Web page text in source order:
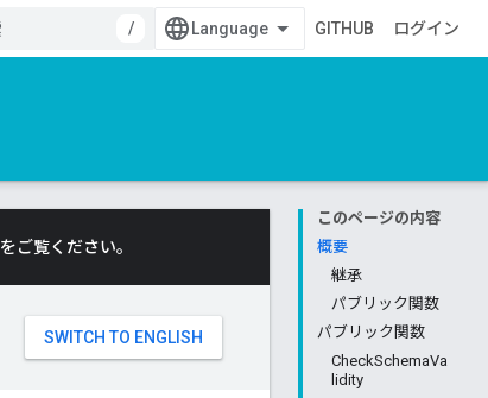
/
GITHUB ログイン
このページの内容
概要
継承
パブリック関数
パブリック関数
CheckSchemaVa
lidity
をご覧ください。